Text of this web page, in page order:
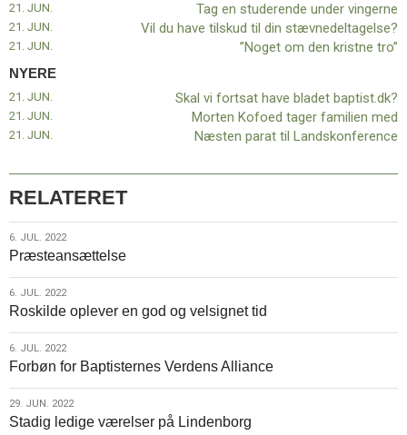
Forrige
indlæg:
Tag
en
studerende
under
vingerne
21. JUN. Tag en studerende under vingerne
21. JUN. Vil du have tilskud til din stævnedeltagelse?
21. JUN. ”Noget om den kristne tro”
NYERE
Skal vi fortsat have bladet baptist.dk?
21. JUN.
Morten Kofoed tager familien med
21. JUN.
Næsten parat til Landskonference
21. JUN.
RELATERET
6.
jul.
2022
6. JUL. 2022
Præsteansættelse
6.
jul.
2022
6. JUL. 2022
Roskilde oplever en god og velsignet tid
6.
jul.
2022
6. JUL. 2022
Forbøn for Baptisternes Verdens Alliance
29.
jun.
29. JUN. 2022
Stadig ledige værelser på Lindenborg